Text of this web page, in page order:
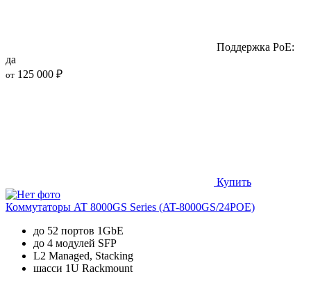
Поддержка PoE:
да
от 125 000 ₽
Купить
Коммутаторы AT 8000GS Series (AT-8000GS/24POE)
до 52 портов 1GbE
до 4 модулей SFP
L2 Managed, Stacking
шасси 1U Rackmount